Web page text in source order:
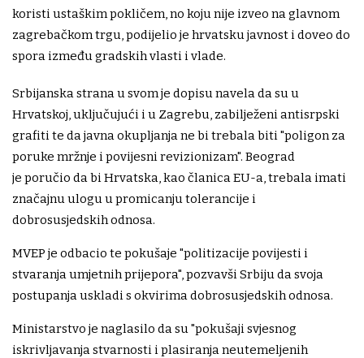
koristi ustaškim pokličem, no koju nije izveo na glavnom
zagrebačkom trgu, podijelio je hrvatsku javnost i doveo do
spora između gradskih vlasti i vlade.
Srbijanska strana u svom je dopisu navela da su u
Hrvatskoj, uključujući i u Zagrebu, zabilježeni antisrpski
grafiti te da javna okupljanja ne bi trebala biti "poligon za
poruke mržnje i povijesni revizionizam". Beograd
je poručio da bi Hrvatska, kao članica EU-a, trebala imati
značajnu ulogu u promicanju tolerancije i
dobrosusjedskih odnosa.
MVEP je odbacio te pokušaje "politizacije povijesti i
stvaranja umjetnih prijepora", pozvavši Srbiju da svoja
postupanja uskladi s okvirima dobrosusjedskih odnosa.
Ministarstvo je naglasilo da su "pokušaji svjesnog
iskrivljavanja stvarnosti i plasiranja neutemeljenih